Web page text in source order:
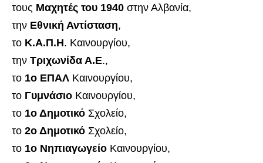
τους Μαχητές του 1940 στην Αλβανία,
την Εθνική Αντίσταση,
το Κ.Α.Π.Η. Καινουργίου,
την Τριχωνίδα Α.Ε.,
το 1ο ΕΠΑΛ Καινουργίου,
το Γυμνάσιο Καινουργίου,
το 1ο Δημοτικό Σχολείο,
το 2ο Δημοτικό Σχολείο,
το 1ο Νηπιαγωγείο Καινουργίου,